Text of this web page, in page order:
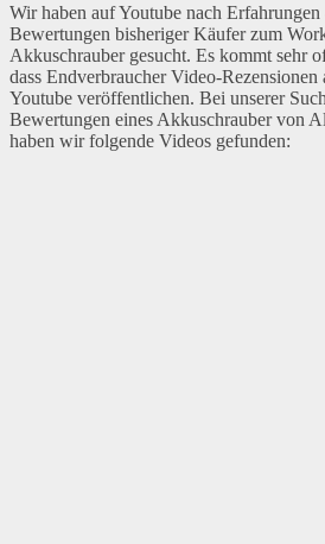
Wir haben auf Youtube nach
Bewertungen bisheriger Käufer zum
Akkuschrauber gesucht. Es kommt sehr
dass Endverbraucher Video-Rezensionen
Youtube veröffentlichen. Bei unserer
Bewertungen eines Akkuschrauber von
haben wir folgende Videos gefunden: